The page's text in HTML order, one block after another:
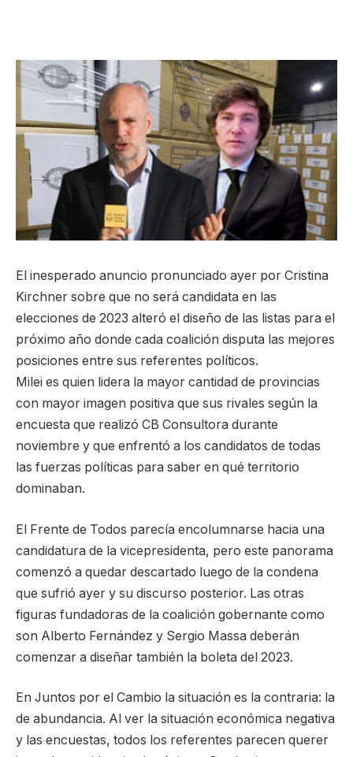
El inesperado anuncio pronunciado ayer por Cristina
Kirchner sobre que no será candidata en las
elecciones de 2023 alteró el diseño de las listas para el
próximo año donde cada coalición disputa las mejores
posiciones entre sus referentes políticos.
Milei es quien lidera la mayor cantidad de provincias
con mayor imagen positiva que sus rivales según la
encuesta que realizó CB Consultora durante
noviembre y que enfrentó a los candidatos de todas
las fuerzas políticas para saber en qué territorio
dominaban.
El Frente de Todos parecía encolumnarse hacia una
candidatura de la vicepresidenta, pero este panorama
comenzó a quedar descartado luego de la condena
que sufrió ayer y su discurso posterior. Las otras
figuras fundadoras de la coalición gobernante como
son Alberto Fernández y Sergio Massa deberán
comenzar a diseñar también la boleta del 2023.
En Juntos por el Cambio la situación es la contraria: la
de abundancia. Al ver la situación económica negativa
y las encuestas, todos los referentes parecen querer